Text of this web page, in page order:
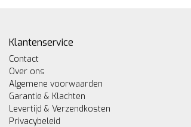
Klantenservice
Contact
Over ons
Algemene voorwaarden
Garantie & Klachten
Levertijd & Verzendkosten
Privacybeleid